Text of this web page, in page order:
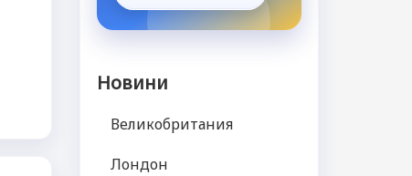
Новини
Великобритания
Лондон